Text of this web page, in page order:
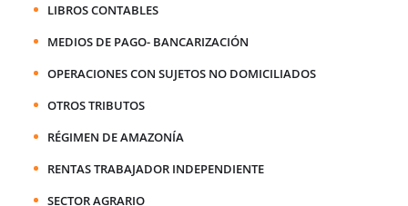
LIBROS CONTABLES
MEDIOS DE PAGO- BANCARIZACIÓN
OPERACIONES CON SUJETOS NO DOMICILIADOS
OTROS TRIBUTOS
RÉGIMEN DE AMAZONÍA
RENTAS TRABAJADOR INDEPENDIENTE
SECTOR AGRARIO